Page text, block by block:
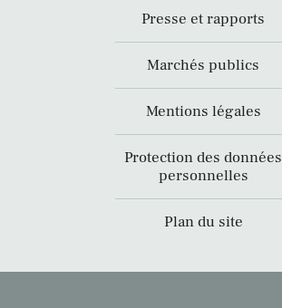
Presse et rapports
Marchés publics
Mentions légales
Protection des données
personnelles
Plan du site